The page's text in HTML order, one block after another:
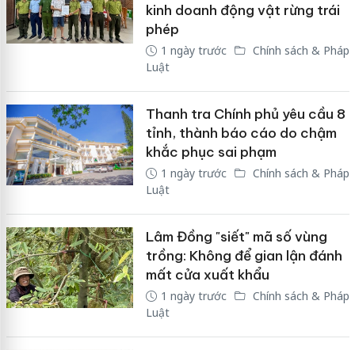
kinh doanh động vật rừng trái
phép
1 ngày trước
Chính sách & Pháp
Luật
Thanh tra Chính phủ yêu cầu 8
tỉnh, thành báo cáo do chậm
khắc phục sai phạm
1 ngày trước
Chính sách & Pháp
Luật
Lâm Đồng "siết" mã số vùng
trồng: Không để gian lận đánh
mất cửa xuất khẩu
1 ngày trước
Chính sách & Pháp
Luật